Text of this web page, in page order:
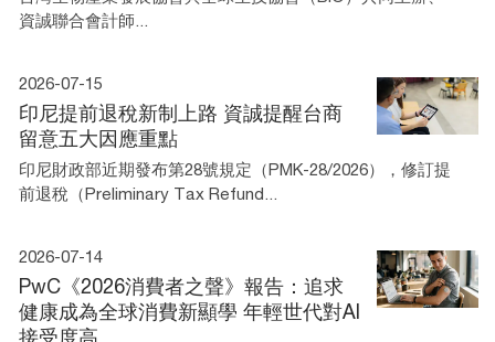
資誠聯合會計師...
2026-07-15
印尼提前退稅新制上路 資誠提醒台商
留意五大因應重點
印尼財政部近期發布第28號規定（PMK-28/2026），修訂提
前退稅（Preliminary Tax Refund...
2026-07-14
PwC《2026消費者之聲》報告：追求
健康成為全球消費新顯學 年輕世代對AI
接受度高